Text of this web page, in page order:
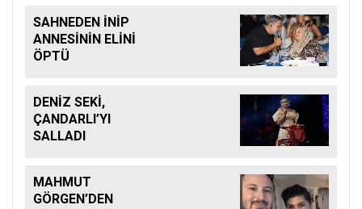
SAHNEDEN İNİP
ANNESİNİN ELİNİ
ÖPTÜ
DENİZ SEKİ,
ÇANDARLI’YI
SALLADI
MAHMUT
GÖRGEN’DEN